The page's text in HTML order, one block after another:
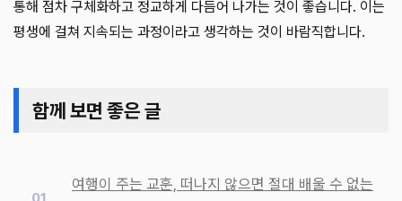
통해 점차 구체화하고 정교하게 다듬어 나가는 것이 좋습니다. 이는
평생에 걸쳐 지속되는 과정이라고 생각하는 것이 바람직합니다.
함께 보면 좋은 글
여행이 주는 교훈, 떠나지 않으면 절대 배울 수 없는